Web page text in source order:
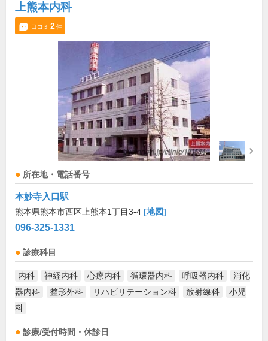
上熊本内科
口コミ 2件
所在地・電話番号
本妙寺入口駅
熊本県熊本市西区上熊本1丁目3-4 [地図]
096-325-1331
診療科目
内科 神経内科 心療内科 循環器内科 呼吸器内科
消化
器内科
整形外科 リハビリテーション科 放射線科
小児
科
診療/受付時間・休診日